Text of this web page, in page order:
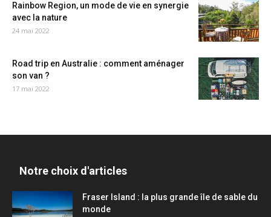
Rainbow Region, un mode de vie en synergie
avec la nature
24 mai 2022
Road trip en Australie : comment aménager
son van ?
17 mai 2022
Notre choix d'articles
Fraser Island : la plus grande île de sable du
monde